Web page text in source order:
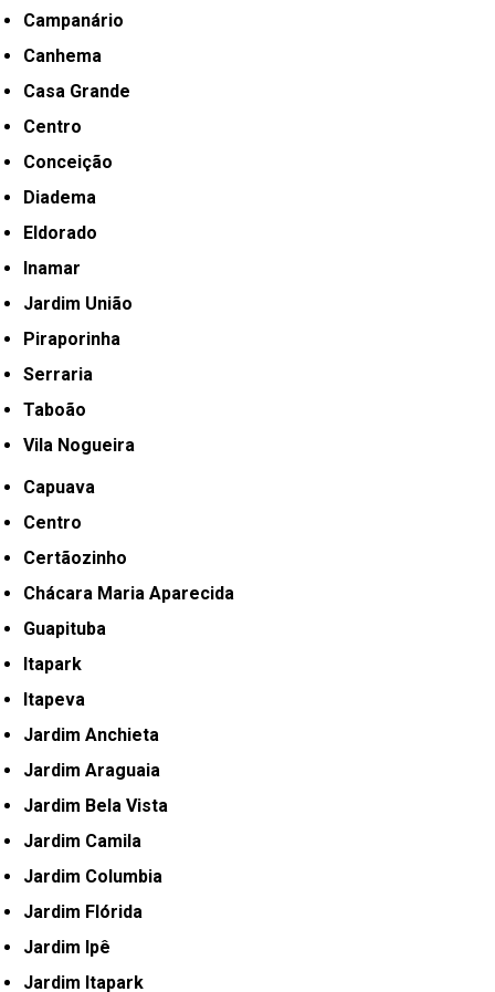
Campanário
Canhema
Casa Grande
Centro
Conceição
Diadema
Eldorado
Inamar
Jardim União
Piraporinha
Serraria
Taboão
Vila Nogueira
Capuava
Centro
Certãozinho
Chácara Maria Aparecida
Guapituba
Itapark
Itapeva
Jardim Anchieta
Jardim Araguaia
Jardim Bela Vista
Jardim Camila
Jardim Columbia
Jardim Flórida
Jardim Ipê
Jardim Itapark